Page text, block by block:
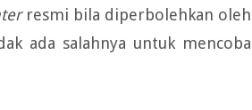
resmi bila diperbolehkan oleh
ada salahnya untuk mencoba